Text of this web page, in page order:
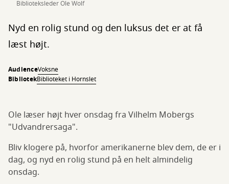
Biblioteksleder Ole Wolf
Nyd en rolig stund og den luksus det er at få
læst højt.
AudienceVoksne
BibliotekBiblioteket i Hornslet
Ole læser højt hver onsdag fra Vilhelm Mobergs
"Udvandrersaga".
Bliv klogere på, hvorfor amerikanerne blev dem, de er i
dag, og nyd en rolig stund på en helt almindelig
onsdag.